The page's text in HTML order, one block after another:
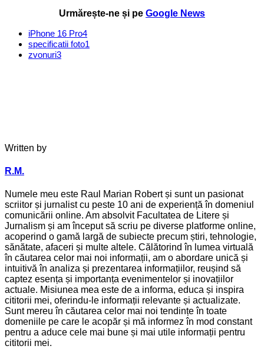
Urmărește-ne și pe Google News
iPhone 16 Pro4
specificatii foto1
zvonuri3
Written by
R.M.
Numele meu este Raul Marian Robert și sunt un pasionat
scriitor și jurnalist cu peste 10 ani de experiență în domeniul
comunicării online. Am absolvit Facultatea de Litere și
Jurnalism și am început să scriu pe diverse platforme online,
acoperind o gamă largă de subiecte precum știri, tehnologie,
sănătate, afaceri și multe altele. Călătorind în lumea virtuală
în căutarea celor mai noi informații, am o abordare unică și
intuitivă în analiza și prezentarea informațiilor, reușind să
captez esența și importanța evenimentelor și inovațiilor
actuale. Misiunea mea este de a informa, educa și inspira
cititorii mei, oferindu-le informații relevante și actualizate.
Sunt mereu în căutarea celor mai noi tendințe în toate
domeniile pe care le acopăr și mă informez în mod constant
pentru a aduce cele mai bune și mai utile informații pentru
cititorii mei.